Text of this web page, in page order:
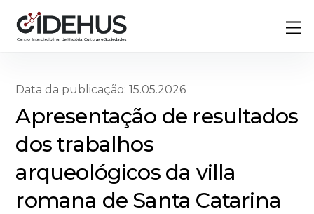
content
Data da publicação: 15.05.2026
Apresentação de resultados
dos trabalhos
arqueológicos da villa
romana de Santa Catarina